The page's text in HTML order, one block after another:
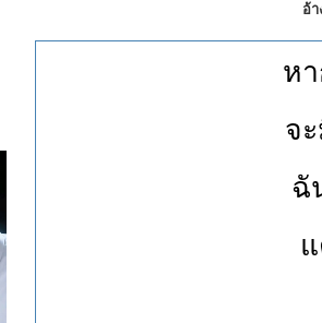
อ้
ห
จ
ฉั